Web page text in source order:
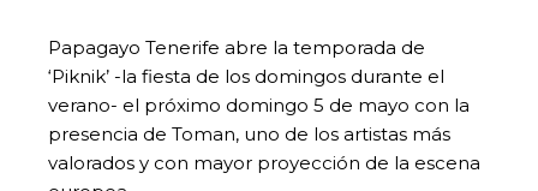
Papagayo Tenerife abre la temporada de
‘Piknik’ -la fiesta de los domingos durante el
verano- el próximo domingo 5 de mayo con la
presencia de Toman, uno de los artistas más
valorados y con mayor proyección de la escena